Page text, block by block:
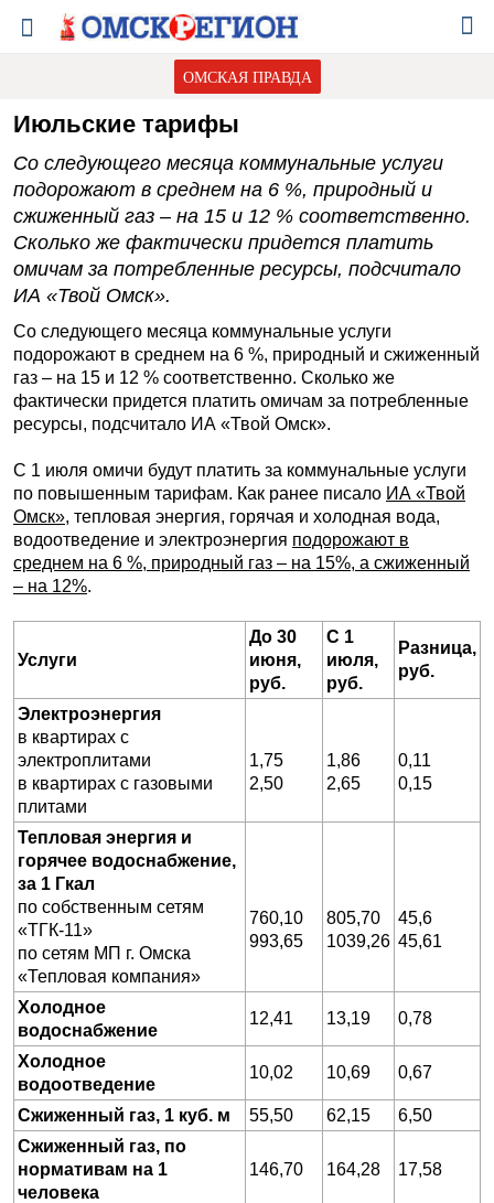
ОМСКАЯ ПРАВДА
Июльские тарифы
Со следующего месяца коммунальные услуги
подорожают в среднем на 6 %, природный и
сжиженный газ – на 15 и 12 % соответственно.
Сколько же фактически придется платить
омичам за потребленные ресурсы, подсчитало
ИА «Твой Омск».
Со следующего месяца коммунальные услуги
подорожают в среднем на 6 %, природный и сжиженный
газ – на 15 и 12 % соответственно. Сколько же
фактически придется платить омичам за потребленные
ресурсы, подсчитало ИА «Твой Омск».
С 1 июля омичи будут платить за коммунальные услуги
по повышенным тарифам. Как ранее писало ИА «Твой
Омск», тепловая энергия, горячая и холодная вода,
водоотведение и электроэнергия подорожают в
среднем на 6 %, природный газ – на 15%, а сжиженный
– на 12%.
Услуги
До 30
июня,
руб.
С 1
июля,
руб.
Разница,
руб.
Электроэнергия
в квартирах с
электроплитами
в квартирах с газовыми
плитами
1,75
2,50
1,86
2,65
0,11
0,15
Тепловая энергия и
горячее водоснабжение,
за 1 Гкал
по собственным сетям
«ТГК-11»
по сетям МП г. Омска
«Тепловая компания»
760,10
993,65
805,70
1039,26
45,6
45,61
Холодное
водоснабжение
12,41 13,19 0,78
Холодное
водоотведение
10,02 10,69 0,67
Сжиженный газ, 1 куб. м 55,50 62,15
6,50
Сжиженный газ, по
нормативам на 1
человека
146,70 164,28 17,58